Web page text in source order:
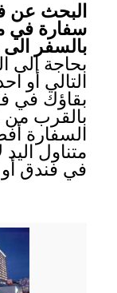
البحث عن
سفارة في
بالسفر الى
بحاجة الى
التالي أو
بقاؤك في
بالقرب من
السفارة
متناول
في فندق أو